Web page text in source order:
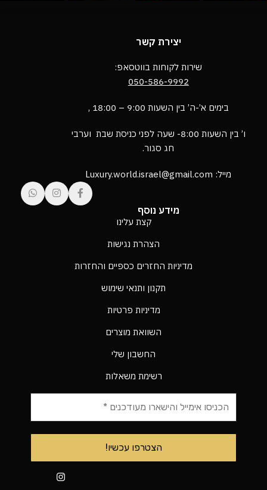
יצירת קשר
שירות לקוחות בווטסאפ:
050-586-9992
בימים א’-ה’ בין השעות 9:00 – 18:00 ,
ו’ בין השעות 8:00- שעה לפני כניסת שבת וערבי
חג סגור.
מייל: Luxury.world.israel@gmail.com
מידע נוסף
קצת עלינו
הצהרת נגישות
מדיניות החזרים כספיים והחזרות
תקנון ותנאי שימוש
מדיניות פרטיות
השוואת מוצרים
החשבון שלי
רשימת משאלות